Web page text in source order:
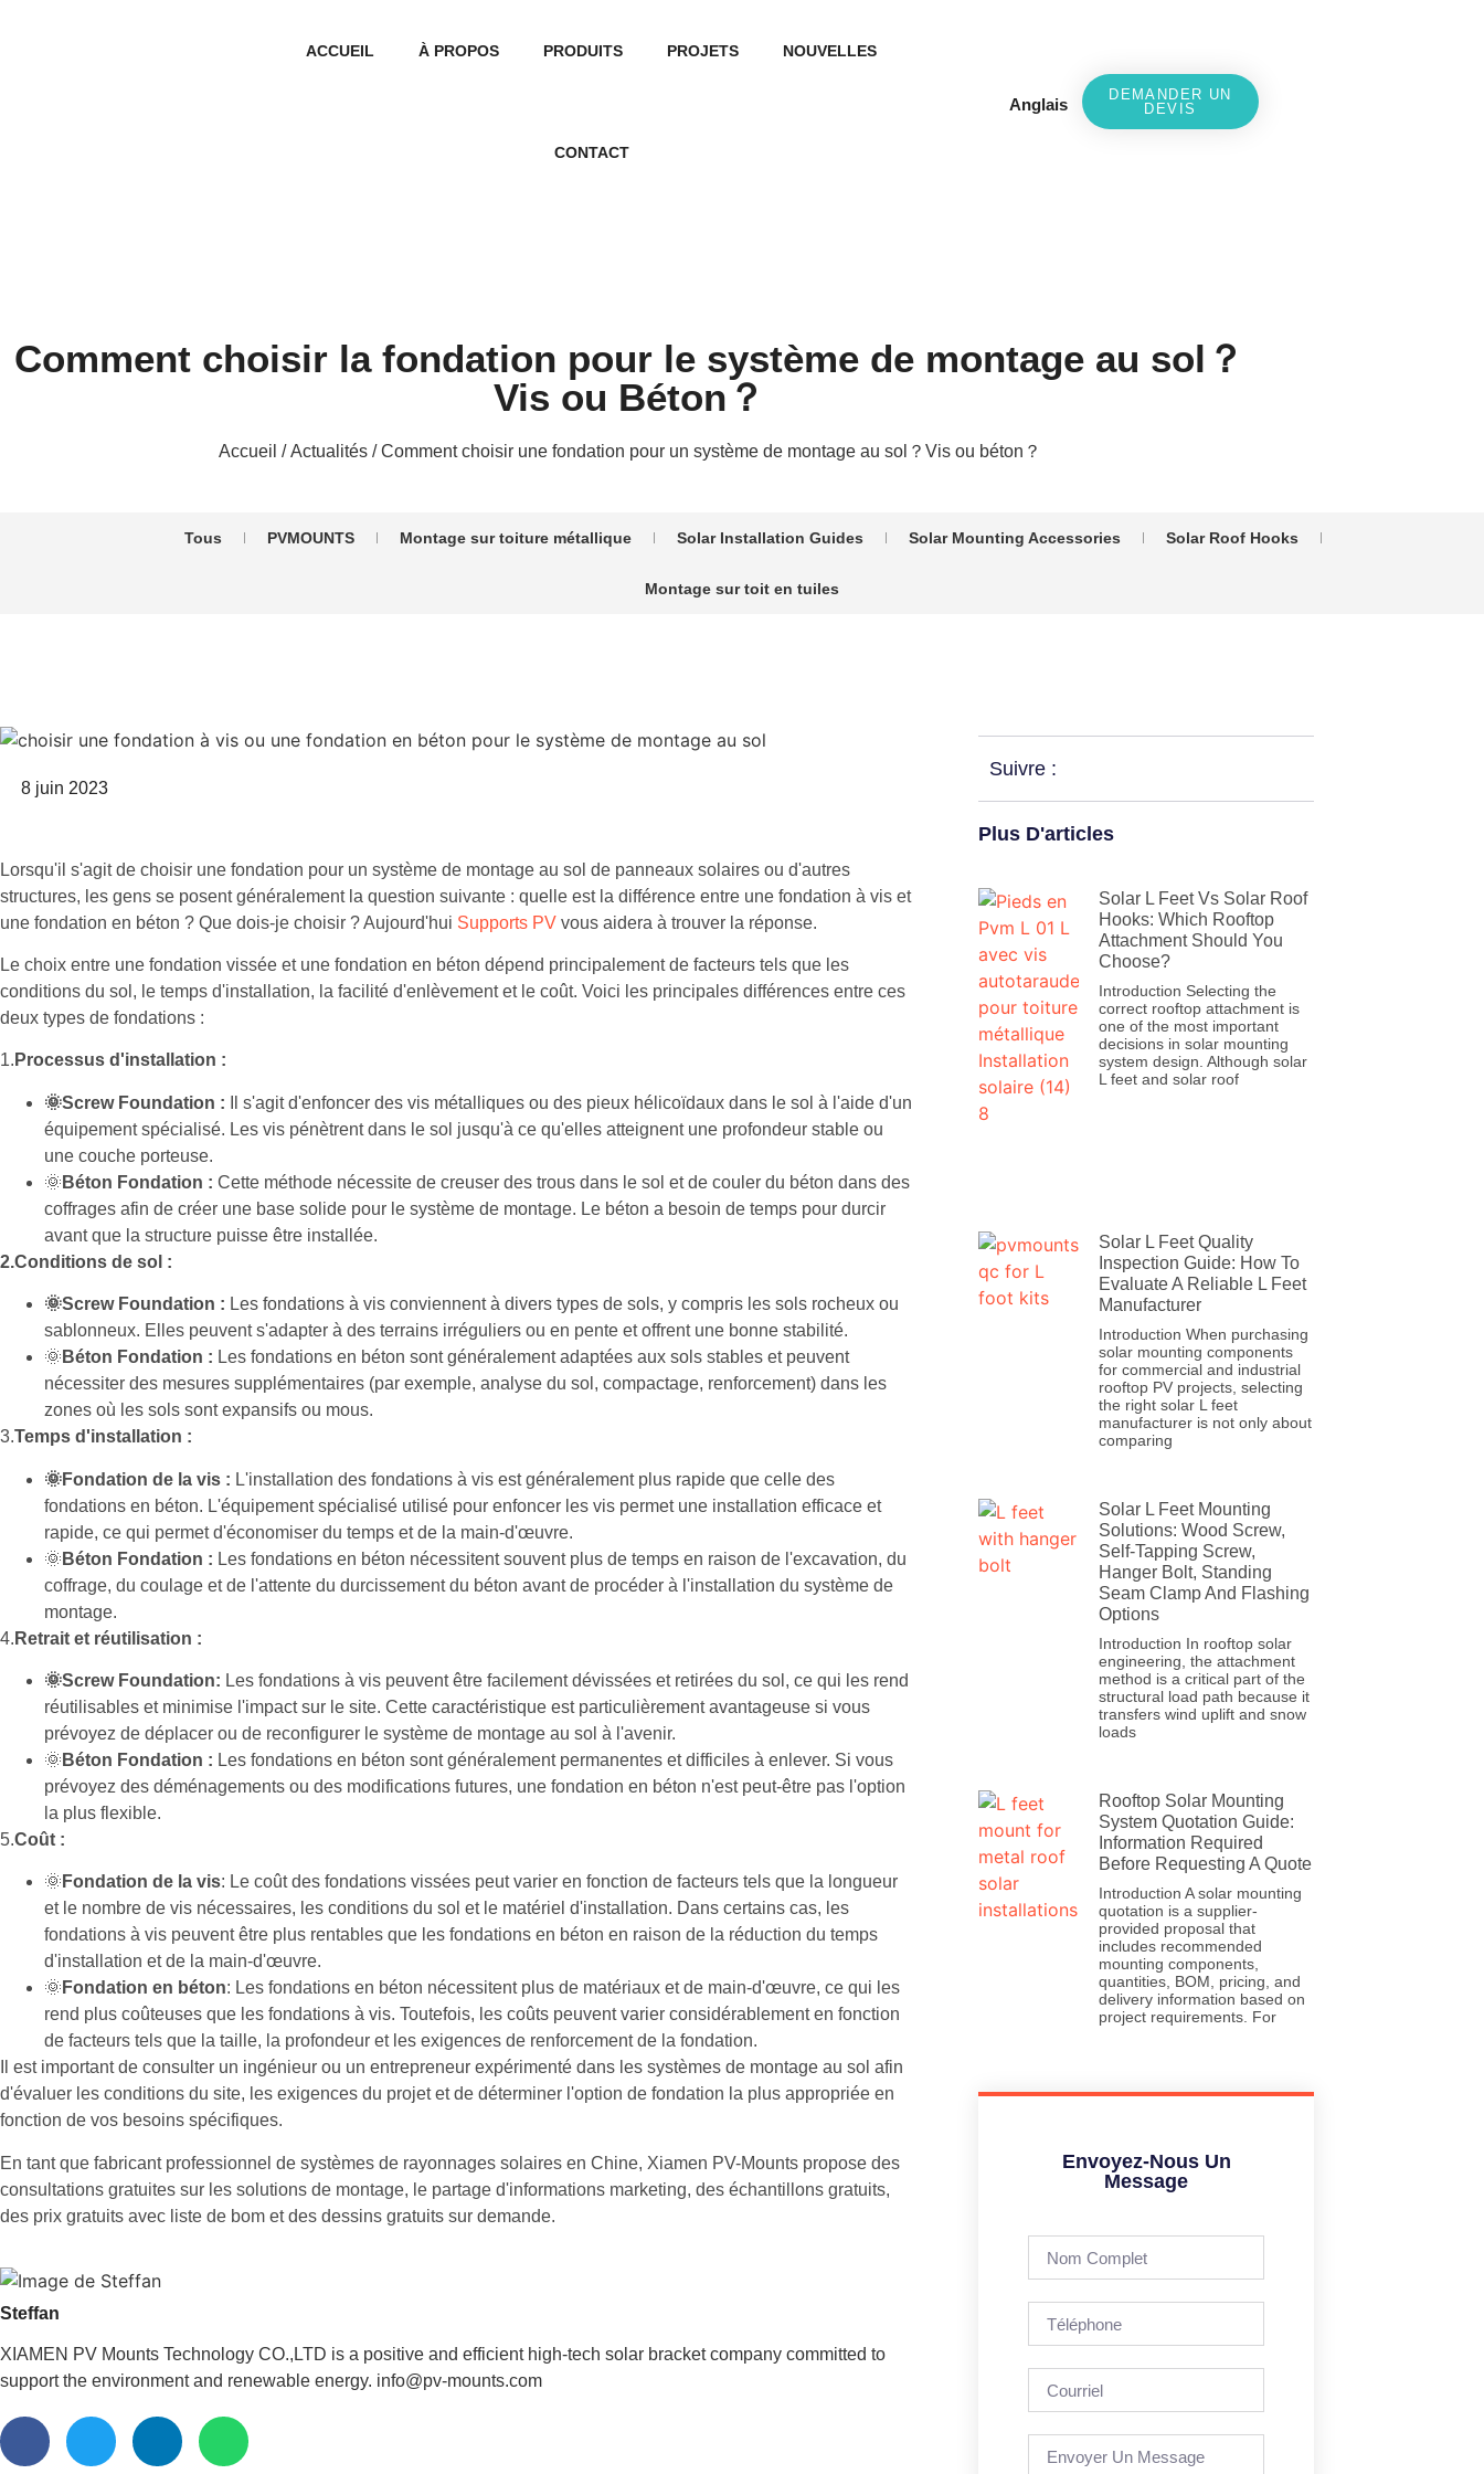
ACCUEIL À PROPOS PRODUITS PROJETS NOUVELLES
CONTACT
Anglais
DEMANDER UN
DEVIS
Comment choisir la fondation pour le système de montage au sol？
Vis ou Béton？
Accueil /Actualités/ Comment choisir une fondation pour un système de montage au sol？Vis ou béton？
Tous PVMOUNTS Montage sur toiture métallique Solar Installation Guides Solar Mounting Accessories Solar Roof Hooks
Montage sur toit en tuiles
8 juin 2023
Lorsqu'il s'agit de choisir une fondation pour un système de montage au sol de panneaux solaires ou d'autres
structures, les gens se posent généralement la question suivante : quelle est la différence entre une fondation à vis et
une fondation en béton ? Que dois-je choisir ? Aujourd'hui Supports PV vous aidera à trouver la réponse.
Le choix entre une fondation vissée et une fondation en béton dépend principalement de facteurs tels que les
conditions du sol, le temps d'installation, la facilité d'enlèvement et le coût. Voici les principales différences entre ces
deux types de fondations :
1. Processus d'installation :
🌞Screw Foundation :
Il s'agit d'enfoncer des vis métalliques ou des pieux hélicoïdaux dans le sol à l'aide d'un
équipement spécialisé. Les vis pénètrent dans le sol jusqu'à ce qu'elles atteignent une profondeur stable ou
une couche porteuse.
🌞 Béton Fondation : Cette méthode nécessite de creuser des trous dans le sol et de couler du béton dans des
coffrages afin de créer une base solide pour le système de montage. Le béton a besoin de temps pour durcir
avant que la structure puisse être installée.
2.Conditions de sol :
🌞Screw Foundation : Les fondations à vis conviennent à divers types de sols, y compris les sols rocheux ou
sablonneux. Elles peuvent s'adapter à des terrains irréguliers ou en pente et offrent une bonne stabilité.
🌞 Béton Fondation : Les fondations en béton sont généralement adaptées aux sols stables et peuvent
nécessiter des mesures supplémentaires (par exemple, analyse du sol, compactage, renforcement) dans les
zones où les sols sont expansifs ou mous.
3.Temps d'installation :
🌞Fondation de la vis : L'installation des fondations à vis est généralement plus rapide que celle des
fondations en béton. L'équipement spécialisé utilisé pour enfoncer les vis permet une installation efficace et
rapide, ce qui permet d'économiser du temps et de la main-d'œuvre.
🌞 Béton Fondation : Les fondations en béton nécessitent souvent plus de temps en raison de l'excavation, du
coffrage, du coulage et de l'attente du durcissement du béton avant de procéder à l'installation du système de
montage.
4. Retrait et réutilisation :
🌞Screw Foundation: Les fondations à vis peuvent être facilement dévissées et retirées du sol, ce qui les rend
réutilisables et minimise l'impact sur le site. Cette caractéristique est particulièrement avantageuse si vous
prévoyez de déplacer ou de reconfigurer le système de montage au sol à l'avenir.
🌞 Béton Fondation : Les fondations en béton sont généralement permanentes et difficiles à enlever. Si vous
prévoyez des déménagements ou des modifications futures, une fondation en béton n'est peut-être pas l'option
la plus flexible.
5.Coût :
🌞 Fondation de la vis: Le coût des fondations vissées peut varier en fonction de facteurs tels que la longueur
et le nombre de vis nécessaires, les conditions du sol et le matériel d'installation. Dans certains cas, les
fondations à vis peuvent être plus rentables que les fondations en béton en raison de la réduction du temps
d'installation et de la main-d'œuvre.
🌞 Fondation en béton: Les fondations en béton nécessitent plus de matériaux et de main-d'œuvre, ce qui les
rend plus coûteuses que les fondations à vis. Toutefois, les coûts peuvent varier considérablement en fonction
de facteurs tels que la taille, la profondeur et les exigences de renforcement de la fondation.
Il est important de consulter un ingénieur ou un entrepreneur expérimenté dans les systèmes de montage au sol afin
d'évaluer les conditions du site, les exigences du projet et de déterminer l'option de fondation la plus appropriée en
fonction de vos besoins spécifiques.
En tant que fabricant professionnel de systèmes de rayonnages solaires en Chine, Xiamen PV-Mounts propose des
consultations gratuites sur les solutions de montage, le partage d'informations marketing, des échantillons gratuits,
des prix gratuits avec liste de bom et des dessins gratuits sur demande.
Steffan
XIAMEN PV Mounts Technology CO.,LTD is a positive and efficient high-tech solar bracket company committed to
support the environment and renewable energy. info@pv-mounts.com
Suivre :
Plus D'articles
Solar L Feet Vs Solar Roof
Hooks: Which Rooftop
Attachment Should You
Choose?
Introduction Selecting the
correct rooftop attachment is
one of the most important
decisions in solar mounting
system design. Although solar
L feet and solar roof
Solar L Feet Quality
Inspection Guide: How To
Evaluate A Reliable L Feet
Manufacturer
Introduction When purchasing
solar mounting components
for commercial and industrial
rooftop PV projects, selecting
the right solar L feet
manufacturer is not only about
comparing
Solar L Feet Mounting
Solutions: Wood Screw,
Self-Tapping Screw,
Hanger Bolt, Standing
Seam Clamp And Flashing
Options
Introduction In rooftop solar
engineering, the attachment
method is a critical part of the
structural load path because it
transfers wind uplift and snow
loads
Rooftop Solar Mounting
System Quotation Guide:
Information Required
Before Requesting A Quote
Introduction A solar mounting
quotation is a supplier-
provided proposal that
includes recommended
mounting components,
quantities, BOM, pricing, and
delivery information based on
project requirements. For
Envoyez-Nous Un
Message